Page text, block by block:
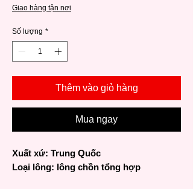
Giao hàng tận nơi
Số lượng *
Thêm vào giỏ hàng
Mua ngay
Xuất xứ: Trung Quốc
Loại lông: lông chồn tổng hợp